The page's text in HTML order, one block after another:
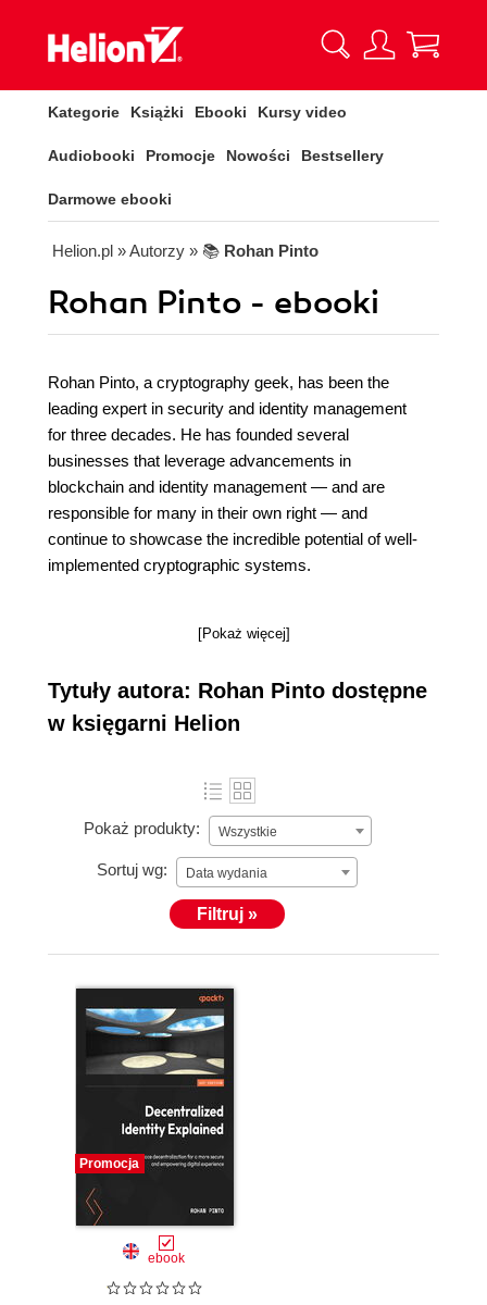
Kategorie Książki Ebooki Kursy video
Audiobooki Promocje Nowości Bestsellery
Darmowe ebooki
Helion.pl » Autorzy » 📚 Rohan Pinto
Rohan Pinto - ebooki
Rohan Pinto, a cryptography geek, has been the
leading expert in security and identity management
for three decades. He has founded several
businesses that leverage advancements in
blockchain and identity management — and are
responsible for many in their own right — and
continue to showcase the incredible potential of well-
implemented cryptographic systems.
[Pokaż więcej]
Tytuły autora: Rohan Pinto dostępne
w księgarni Helion
Pokaż produkty: Wszystkie
Sortuj wg: Data wydania
Filtruj »
Promocja
ebook